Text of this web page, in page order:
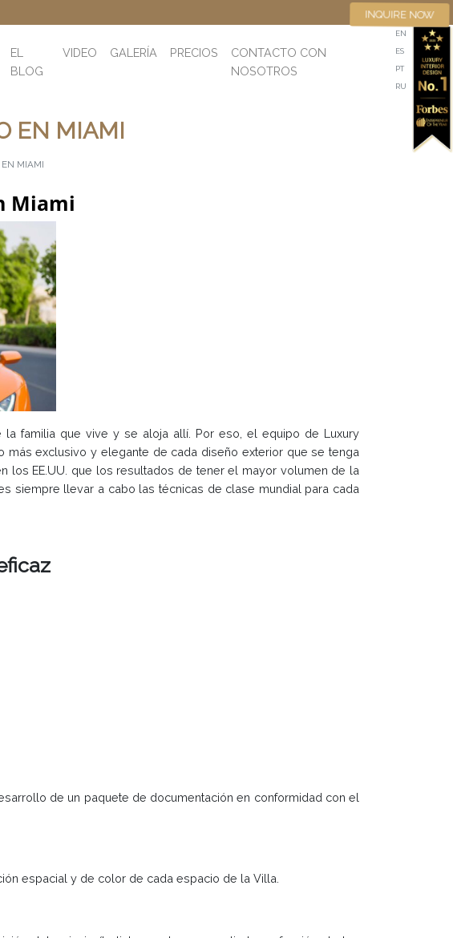
EL
BLOG
VIDEO GALERÍA PRECIOS
CONTACTO CON
NOSOTROS
EN
ES
PT
RU
INQUIRE NOW
EN MIAMI
EN MIAMI
Miami
familia que vive y se aloja allí. Por eso, el equipo de Luxury
exclusivo y elegante de cada diseño exterior que se tenga
los EE.UU. que los resultados de tener el mayor volumen de la
siempre llevar a cabo las técnicas de clase mundial para cada
de un paquete de documentación en conformidad con el
espacial y de color de cada espacio de la Villa.